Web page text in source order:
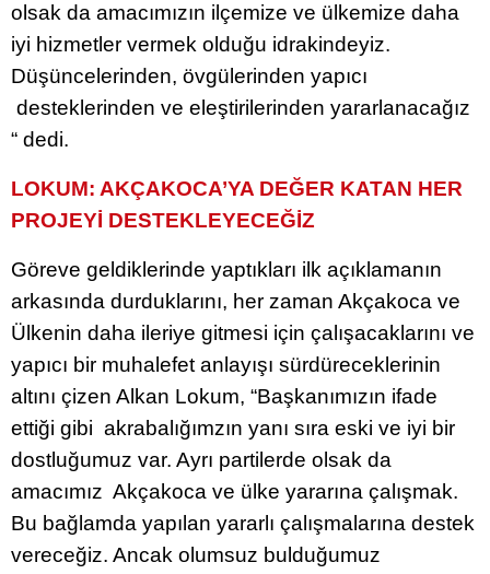
olsak da amacımızın ilçemize ve ülkemize daha
iyi hizmetler vermek olduğu idrakindeyiz.
Düşüncelerinden, övgülerinden yapıcı
desteklerinden ve eleştirilerinden yararlanacağız
“ dedi.
LOKUM: AKÇAKOCA’YA DEĞER KATAN HER
PROJEYİ DESTEKLEYECEĞİZ
Göreve geldiklerinde yaptıkları ilk açıklamanın
arkasında durduklarını, her zaman Akçakoca ve
Ülkenin daha ileriye gitmesi için çalışacaklarını ve
yapıcı bir muhalefet anlayışı sürdüreceklerinin
altını çizen Alkan Lokum, “Başkanımızın ifade
ettiği gibi akrabalığımzın yanı sıra eski ve iyi bir
dostluğumuz var. Ayrı partilerde olsak da
amacımız Akçakoca ve ülke yararına çalışmak.
Bu bağlamda yapılan yararlı çalışmalarına destek
vereceğiz. Ancak olumsuz bulduğumuz